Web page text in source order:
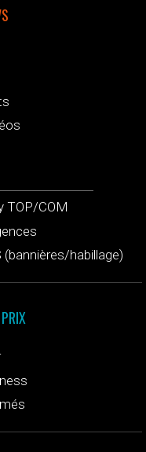
TOP/COM
habillage)